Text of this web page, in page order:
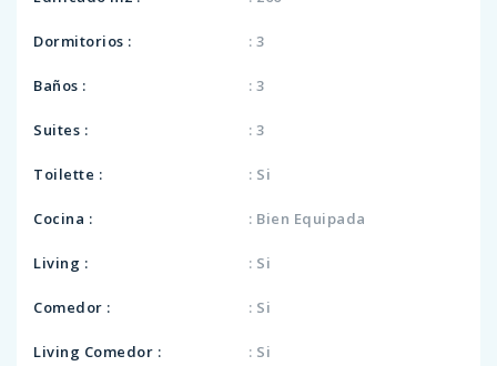
Dormitorios : : 3
Baños : : 3
Suites : : 3
Toilette : : Si
Cocina : : Bien Equipada
Living : : Si
Comedor : : Si
Living Comedor : : Si